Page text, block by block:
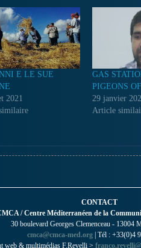
E LE SUE
2021
GAS
PIGEONS
29 janvier
Article
CONTACT
/ Centre Méditerranéen de la
30 boulevard Georges Clemenceau - 13004
cmca@cmca-med.org | Tél : +33(0)4
web & multimédias F.Revelli >